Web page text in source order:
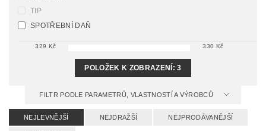
TIP
SPOTŘEBNÍ DAŇ
329 Kč 330 Kč
POLOŽEK K ZOBRAZENÍ:3
FILTR PODLE PARAMETRŮ, VLASTNOSTÍ A VÝROBCŮ
NEJLEVNĚJŠÍ NEJDRAŽŠÍ NEJPRODÁVANĚJŠÍ